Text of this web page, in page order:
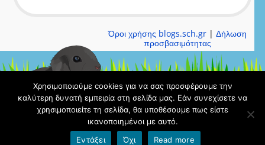
Όροι χρήσης blogs.sch.gr |Δήλωση
προσβασιμότητας
Χρησιμοποιούμε cookies για να σας προσφέρουμε την
καλύτερη δυνατή εμπειρία στη σελίδα μας. Εάν συνεχίσετε να
χρησιμοποιείτε τη σελίδα, θα υποθέσουμε πως είστε
ικανοποιημένοι με αυτό.
Εντάξει
Όχι Read more